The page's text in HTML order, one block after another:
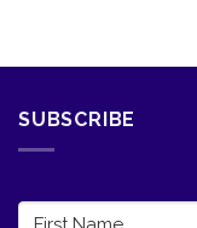
SUBSCRIBE